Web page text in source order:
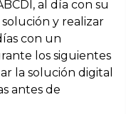
al día con su
y realizar
con un
los siguientes
la solución digital
antes de